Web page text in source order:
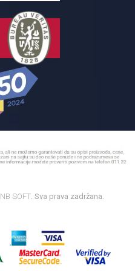
NB SOFT . Sva prava zadržana.